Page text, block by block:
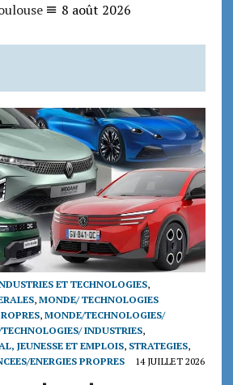
8 août 2026
ET TECHNOLOGIES,
, MONDE/ TECHNOLOGIES
, MONDE/TECHNOLOGIES/
INDUSTRIES,
JEUNESSE ET EMPLOIS, STRATEGIES,
ENERGIES PROPRES
14 JUILLET 2026